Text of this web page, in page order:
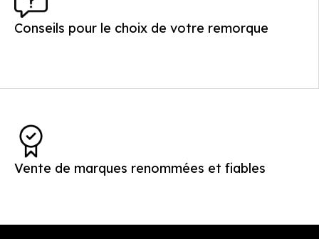
Conseils pour le choix de votre remorque
Vente de marques renommées et fiables